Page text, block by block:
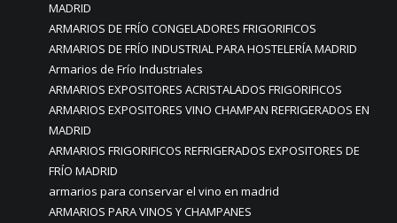
MADRID
ARMARIOS DE FRÍO CONGELADORES FRIGORIFICOS
ARMARIOS DE FRÍO INDUSTRIAL PARA HOSTELERÍA MADRID
Armarios de Frío Industriales
ARMARIOS EXPOSITORES ACRISTALADOS FRIGORIFICOS
ARMARIOS EXPOSITORES VINO CHAMPAN REFRIGERADOS EN
MADRID
ARMARIOS FRIGORIFICOS REFRIGERADOS EXPOSITORES DE
FRÍO MADRID
armarios para conservar el vino en madrid
ARMARIOS PARA VINOS Y CHAMPANES